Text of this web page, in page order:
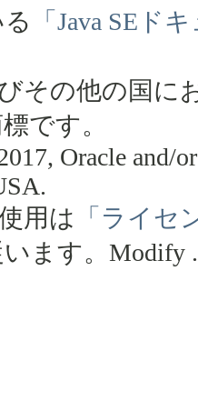
「Java SEド
その他の国に
です。
Oracle and/
用は 「ライセ
ます。 Modify